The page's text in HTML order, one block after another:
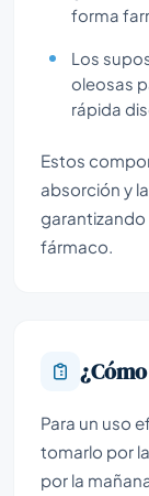
forma
Los
oleosas
rápida
Estos
absorción y
garantizando
fármaco.
Para un uso
tomarlo por
por la